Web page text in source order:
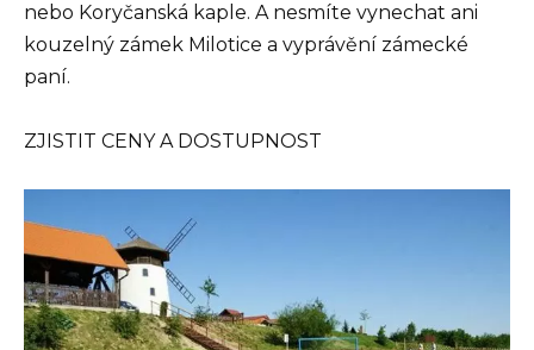
nebo Koryčanská kaple. A nesmíte vynechat ani
kouzelný zámek Milotice a vyprávění zámecké
paní.
ZJISTIT CENY A DOSTUPNOST